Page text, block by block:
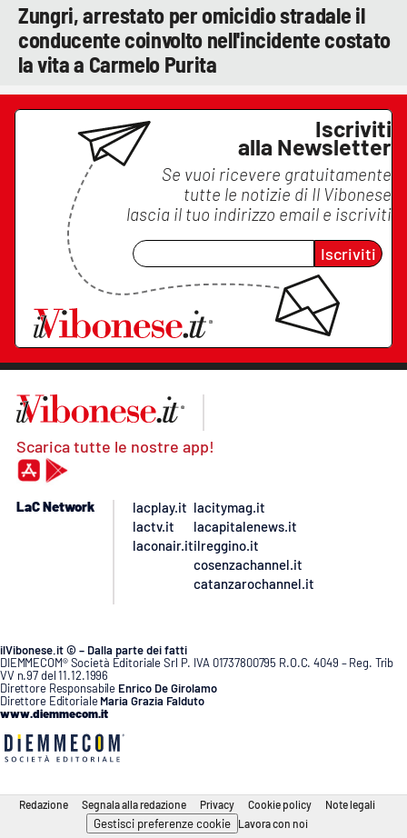
Zungri, arrestato per omicidio stradale il
conducente coinvolto nell'incidente costato
la vita a Carmelo Purita
Iscriviti
alla Newsletter
Se vuoi ricevere gratuitamente
tutte le notizie di Il Vibonese
lascia il tuo indirizzo email e iscriviti
Iscriviti
Scarica tutte le nostre app!
LaC Network
lacplay.it
lactv.it
laconair.it
lacitymag.it
lacapitalenews.it
ilreggino.it
cosenzachannel.it
catanzarochannel.it
ilVibonese.it © – Dalla parte dei fatti
DIEMMECOM® Società Editoriale Srl P. IVA 01737800795 R.O.C. 4049 – Reg. Trib
VV n.97 del 11.12.1996
Direttore Responsabile Enrico De Girolamo
Direttore Editoriale Maria Grazia Falduto
www.diemmecom.it
Redazione Segnala alla redazione Privacy Cookie policy Note legali
Gestisci preferenze cookie Lavora con noi